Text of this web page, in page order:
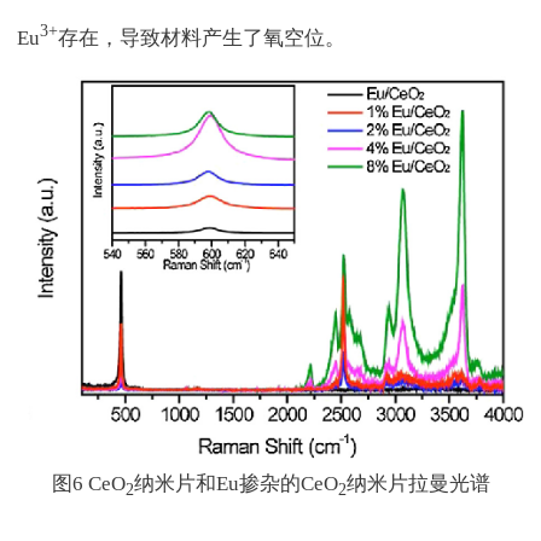
Eu3+存在，导致材料产生了氧空位。
图6 CeO2纳米片和Eu掺杂的CeO2纳米片拉曼光谱